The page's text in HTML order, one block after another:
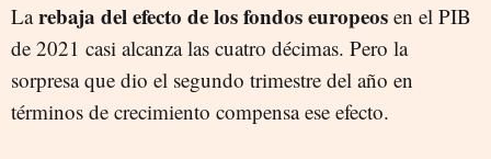
Larebaja del efecto de los fondos europeos en el PIB
de 2021 casi alcanza las cuatro décimas. Pero la
sorpresa que dio el segundo trimestre del año en
términos de crecimiento compensa ese efecto.